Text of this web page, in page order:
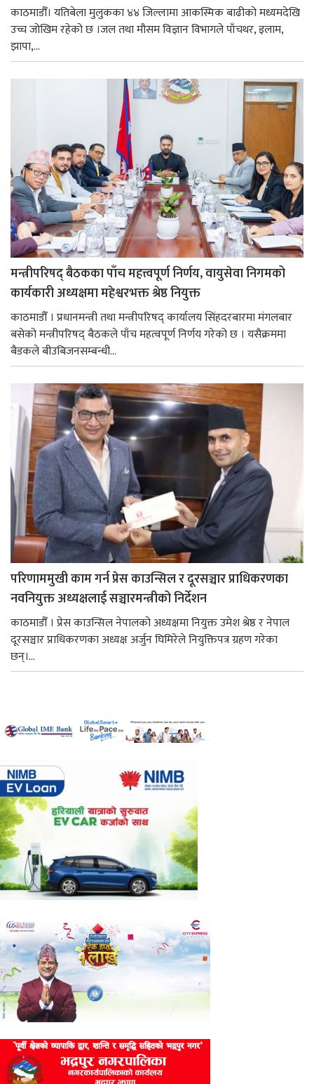
काठमाडौँ। यतिबेला मुलुकका ४४ जिल्लामा आकस्मिक बाढीको मध्यमदेखि
उच्च जोखिम रहेको छ ।जल तथा मौसम विज्ञान विभागले पाँचथर, इलाम,
झापा,...
मन्त्रीपरिषद् बैठकका पाँच महत्त्वपूर्ण निर्णय, वायुसेवा निगमको
कार्यकारी अध्यक्षमा महेश्वरभक्त श्रेष्ठ नियुक्त
काठमाडौँ । प्रधानमन्त्री तथा मन्त्रीपरिषद् कार्यालय सिंहदरबारमा मंगलबार
बसेको मन्त्रीपरिषद् बैठकले पाँच महत्वपूर्ण निर्णय गरेको छ । यसैक्रममा
बैडकले बीउबिजनसम्बन्धी...
परिणाममुखी काम गर्न प्रेस काउन्सिल र दूरसञ्चार प्राधिकरणका
नवनियुक्त अध्यक्षलाई सञ्चारमन्त्रीको निर्देशन
काठमाडौँ । प्रेस काउन्सिल नेपालको अध्यक्षमा नियुक्त उमेश श्रेष्ठ र नेपाल
दूरसञ्चार प्राधिकरणका अध्यक्ष अर्जुन घिमिरेले नियुक्तिपत्र ग्रहण गरेका
छन्।...